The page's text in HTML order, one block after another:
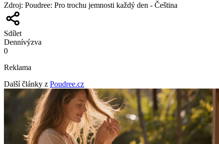
Zdroj: Poudree: Pro trochu jemnosti každý den - Čeština
Sdílet
Dennívýzva
0
Reklama
Další články z Poudree.cz